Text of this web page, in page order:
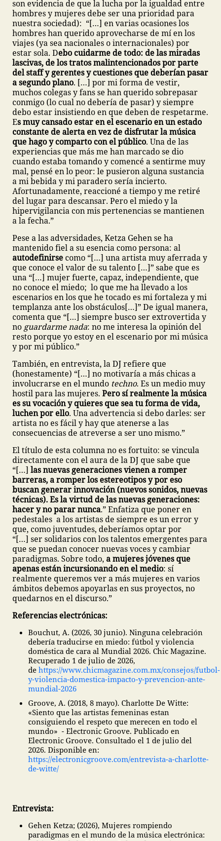
son evidencia de que la lucha por la igualdad entre
hombres y mujeres debe ser una prioridad para
nuestra sociedad): “[…] en varias ocasiones los
hombres han querido aprovecharse de mí en los
viajes (ya sea nacionales o internacionales) por
estar sola. Debo cuidarme de todo: de las miradas
lascivas, de los tratos malintencionados por parte
del staff y gerentes y cuestiones que deberían pasar
a segundo plano. […] por mi forma de vestir,
muchos colegas y fans se han querido sobrepasar
conmigo (lo cual no debería de pasar) y siempre
debo estar insistiendo en que deben de respetarme.
Es muy cansado estar en el escenario en un estado
constante de alerta en vez de disfrutar la música
que hago y comparto con el público. Una de las
experiencias que más me han marcado se dio
cuando estaba tomando y comencé a sentirme muy
mal, pensé en lo peor: le pusieron alguna sustancia
a mi bebida y mi paradero sería incierto.
Afortunadamente, reaccioné a tiempo y me retiré
del lugar para descansar. Pero el miedo y la
hipervigilancia con mis pertenencias se mantienen
a la fecha.”
Pese a las adversidades, Ketza Gehen se ha
mantenido fiel a su esencia como persona: al
autodefinirse como “[…] una artista muy aferrada y
que conoce el valor de su talento […]” sabe que es
una “[…] mujer fuerte, capaz, independiente, que
no conoce el miedo; lo que me ha llevado a los
escenarios en los que he tocado es mi fortaleza y mi
templanza ante los obstáculos[…]” De igual manera,
comenta que “[…] siempre busco ser extrovertida y
no guardarme nada: no me interesa la opinión del
resto porque yo estoy en el escenario por mi música
y por mi público.”
También, en entrevista, la DJ refiere que
(honestamente) “[…] no motivaría a más chicas a
involucrarse en el mundo techno. Es un medio muy
hostil para las mujeres. Pero sí realmente la música
es su vocación y quieres que sea tu forma de vida,
luchen por ello. Una advertencia si debo darles: ser
artista no es fácil y hay que atenerse a las
consecuencias de atreverse a ser uno mismo.”
El título de esta columna no es fortuito: se vincula
directamente con el aura de la DJ que sabe que
“[…] las nuevas generaciones vienen a romper
barreras, a romper los estereotipos y por eso
buscan generar innovación (nuevos sonidos, nuevas
técnicas). Es la virtud de las nuevas generaciones:
hacer y no parar nunca.” Enfatiza que poner en
pedestales a los artistas de siempre es un error y
que, como juventudes, deberíamos optar por
“[…] ser solidarios con los talentos emergentes para
que se puedan conocer nuevas voces y cambiar
paradigmas. Sobre todo, a mujeres jóvenes que
apenas están incursionando en el medio: sí
realmente queremos ver a más mujeres en varios
ámbitos debemos apoyarlas en sus proyectos, no
quedarnos en el discurso.”
Referencias electrónicas:
Bouchut, A. (2026, 30 junio). Ninguna celebración
debería traducirse en miedo: fútbol y violencia
doméstica de cara al Mundial 2026. Chic Magazine.
Recuperado 1 de julio de 2026,
de https://www.chicmagazine.com.mx/consejos/futbol-
y-violencia-domestica-impacto-y-prevencion-ante-
mundial-2026
Groove, A. (2018, 8 mayo). Charlotte De Witte:
«Siento que las artistas femeninas estan
consiguiendo el respeto que merecen en todo el
mundo» - Electronic Groove. Publicado en
Electronic Groove. Consultado el 1 de julio del
2026. Disponible en:
https://electronicgroove.com/entrevista-a-charlotte-
de-witte/
Entrevista:
Gehen Ketza; (2026), Mujeres rompiendo
paradigmas en el mundo de la música electrónica: